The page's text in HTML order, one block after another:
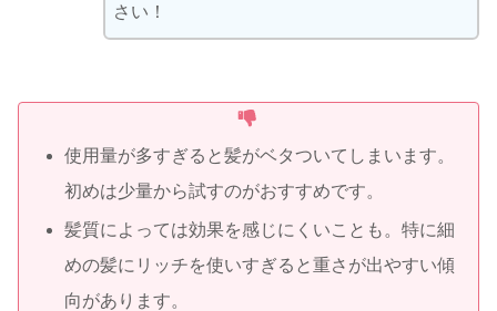
さい！
使用量が多すぎると髪がベタついてしまいます。
初めは少量から試すのがおすすめです。
髪質によっては効果を感じにくいことも。特に細
めの髪にリッチを使いすぎると重さが出やすい傾
向があります。